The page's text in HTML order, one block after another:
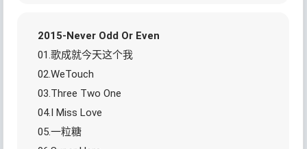
2015-Never Odd Or Even
01.歌成就今天这个我
02.WeTouch
03.Three Two One
04.I Miss Love
05.一粒糖